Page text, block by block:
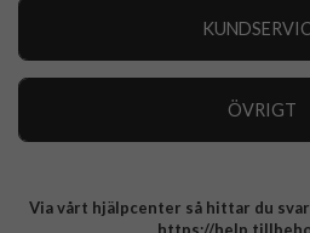
ÖVRIGT
Integritetspolicy
Via vårt hjälpcenter så hittar du
https://